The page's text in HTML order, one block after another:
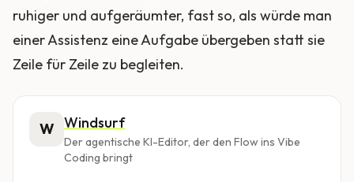
ruhiger und aufgeräumter, fast so, als würde man
einer Assistenz eine Aufgabe übergeben statt sie
Zeile für Zeile zu begleiten.
W Windsurf
Der agentische KI-Editor, der den Flow ins Vibe
Coding bringt